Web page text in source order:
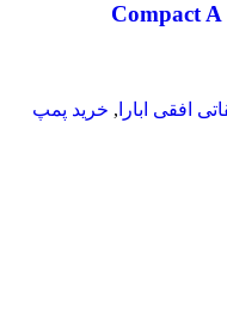
افقی ابارا , خرید پمپ